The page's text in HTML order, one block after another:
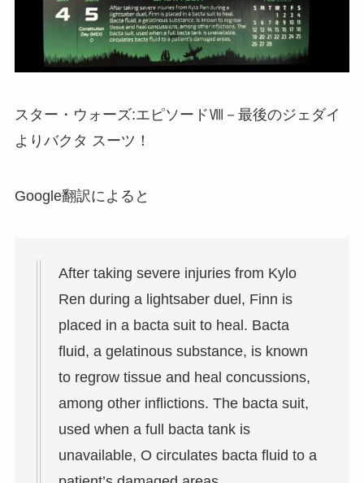
スター・ウォーズ:エピソードⅧ－最後のジェダイ
より バクタ スーツ ！
Google翻訳によると
After taking severe injuries from Kylo
Ren during a lightsaber duel, Finn is
placed in a bacta suit to heal. Bacta
fluid, a gelatinous substance, is known
to regrow tissue and heal concussions,
among other inflictions. The bacta suit,
used when a full bacta tank is
unavailable, O circulates bacta fluid to a